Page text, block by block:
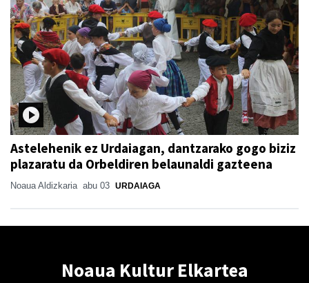
Astelehenik ez Urdaiagan, dantzarako gogo biziz
plazaratu da Orbeldiren belaunaldi gazteena
Noaua Aldizkaria abu 03 URDAIAGA
Noaua Kultur Elkartea